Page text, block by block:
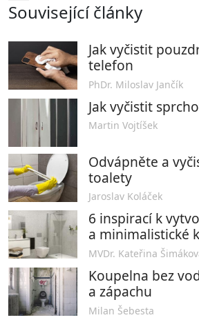
Související články
Jak vyčistit
telefon
PhDr. Miloslav Jančík
Jak vyčistit
Martin Vojtíšek
Odvápněte a
toalety
Jaroslav Koláček
6 inspirací k
a minimalistické
MVDr. Kateřina
Koupelna bez
a zápachu
Milan Šebesta